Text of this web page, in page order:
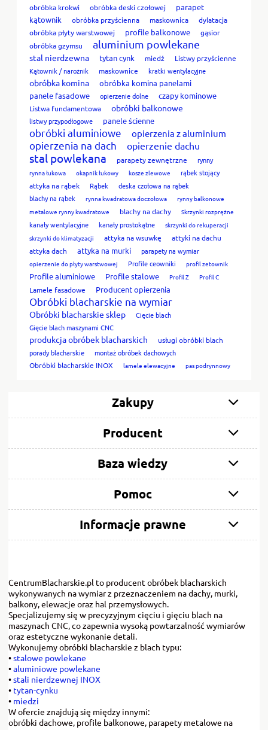
obróbka krokwi obróbka deski czołowej
parapet
kątownik
obróbka przyścienna maskownica
dylatacja
obróbka płyty warstwowej
profile balkonowe
gąsior
obróbka gzymsu
aluminium powlekane
stal nierdzewna tytan cynk miedź
Listwy przyścienne
Kątownik / narożnik
maskownice kratki wentylacyjne
obróbka komina
obróbka komina panelami
panele fasadowe
opierzenie dolne czapy kominowe
Listwa fundamentowa obróbki balkonowe
listwy przypodłogowe panele ścienne
obróbki aluminiowe opierzenia z aluminium
opierzenia na dach opierzenie dachu
stal powlekana parapety zewnętrzne rynny
rynna łukowa okapnik łukowy kosze zlewowe
rąbek stojący
attyka na rąbek
Rąbek
deska czołowa na rąbek
blachy na rąbek
rynna kwadratowa doczołowa
rynny balkonowe
metalowe rynny kwadratowe
blachy na dachy Skrzynki rozprężne
kanały wentylacyjne kanały prostokątne
skrzynki do rekuperacji
skrzynki do klimatyzacji
attyka na wsuwkę
attyki na dachu
attyka dach
attyka na murki parapety na wymiar
opierzenie do płyty warstwowej Profile ceowniki profil zetownik
Profile aluminiowe Profile stalowe Profil Z Profil C
Lamele fasadowe Producent opierzenia
Obróbki blacharskie na wymiar
Obróbki blacharskie sklep
Cięcie blach
Gięcie blach maszynami CNC
produkcja obróbek blacharskich
usługi obróbki blach
porady blacharskie
montaż obróbek dachowych
Obróbki blacharskie INOX
lamele elewacyjne pas podrynnowy
Zakupy
Producent
Baza wiedzy
Pomoc
Informacje prawne
CentrumBlacharskie.pl to producent obróbek blacharskich
wykonywanych na wymiar z przeznaczeniem na dachy, murki,
balkony, elewacje oraz hal przemysłowych.
Specjalizujemy się w precyzyjnym cięciu i gięciu blach na
maszynach CNC, co zapewnia wysoką powtarzalność wymiarów
oraz estetyczne wykonanie detali.
Wykonujemy obróbki blacharskie z blach typu:
•stalowe powlekane
•aluminiowe powlekane
•stali nierdzewnej INOX
• tytan-cynku
• miedzi
W ofercie znajdują się między innymi:
obróbki dachowe, profile balkonowe, parapety metalowe na